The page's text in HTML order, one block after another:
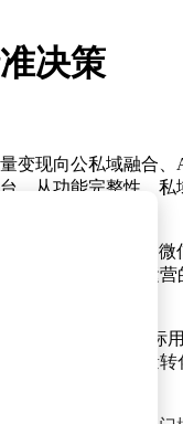
决策
变现向公私域融合
，从功能完整性、
快手、小红书、
平台定位到复购运
舰版定价，将目标
销实现短视频流量